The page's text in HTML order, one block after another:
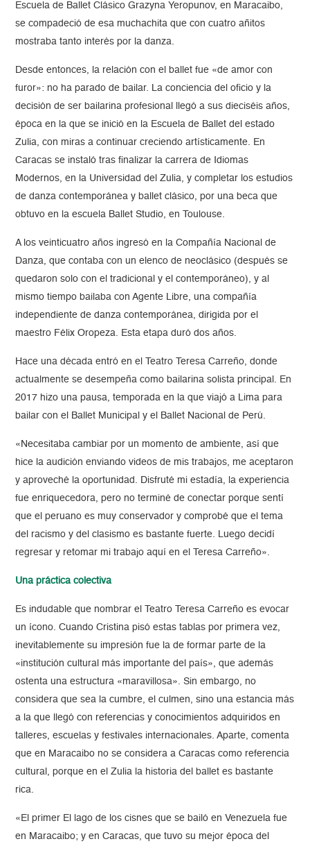
Escuela de Ballet Clásico Grazyna Yeropunov, en Maracaibo,
se compadeció de esa muchachita que con cuatro añitos
mostraba tanto interés por la danza.
Desde entonces, la relación con el ballet fue «de amor con
furor»: no ha parado de bailar. La conciencia del oficio y la
decisión de ser bailarina profesional llegó a sus dieciséis años,
época en la que se inició en la Escuela de Ballet del estado
Zulia, con miras a continuar creciendo artísticamente. En
Caracas se instaló tras finalizar la carrera de Idiomas
Modernos, en la Universidad del Zulia, y completar los estudios
de danza contemporánea y ballet clásico, por una beca que
obtuvo en la escuela Ballet Studio, en Toulouse.
A los veinticuatro años ingresó en la Compañía Nacional de
Danza, que contaba con un elenco de neoclásico (después se
quedaron solo con el tradicional y el contemporáneo), y al
mismo tiempo bailaba con Agente Libre, una compañía
independiente de danza contemporánea, dirigida por el
maestro Félix Oropeza. Esta etapa duró dos años.
Hace una década entró en el Teatro Teresa Carreño, donde
actualmente se desempeña como bailarina solista principal. En
2017 hizo una pausa, temporada en la que viajó a Lima para
bailar con el Ballet Municipal y el Ballet Nacional de Perú.
«Necesitaba cambiar por un momento de ambiente, así que
hice la audición enviando videos de mis trabajos, me aceptaron
y aproveché la oportunidad. Disfruté mi estadía, la experiencia
fue enriquecedora, pero no terminé de conectar porque sentí
que el peruano es muy conservador y comprobé que el tema
del racismo y del clasismo es bastante fuerte. Luego decidí
regresar y retomar mi trabajo aquí en el Teresa Carreño».
Una práctica colectiva
Es indudable que nombrar el Teatro Teresa Carreño es evocar
un ícono. Cuando Cristina pisó estas tablas por primera vez,
inevitablemente su impresión fue la de formar parte de la
«institución cultural más importante del país», que además
ostenta una estructura «maravillosa». Sin embargo, no
considera que sea la cumbre, el culmen, sino una estancia más
a la que llegó con referencias y conocimientos adquiridos en
talleres, escuelas y festivales internacionales. Aparte, comenta
que en Maracaibo no se considera a Caracas como referencia
cultural, porque en el Zulia la historia del ballet es bastante
rica.
«El primer El lago de los cisnes que se bailó en Venezuela fue
en Maracaibo; y en Caracas, que tuvo su mejor época del